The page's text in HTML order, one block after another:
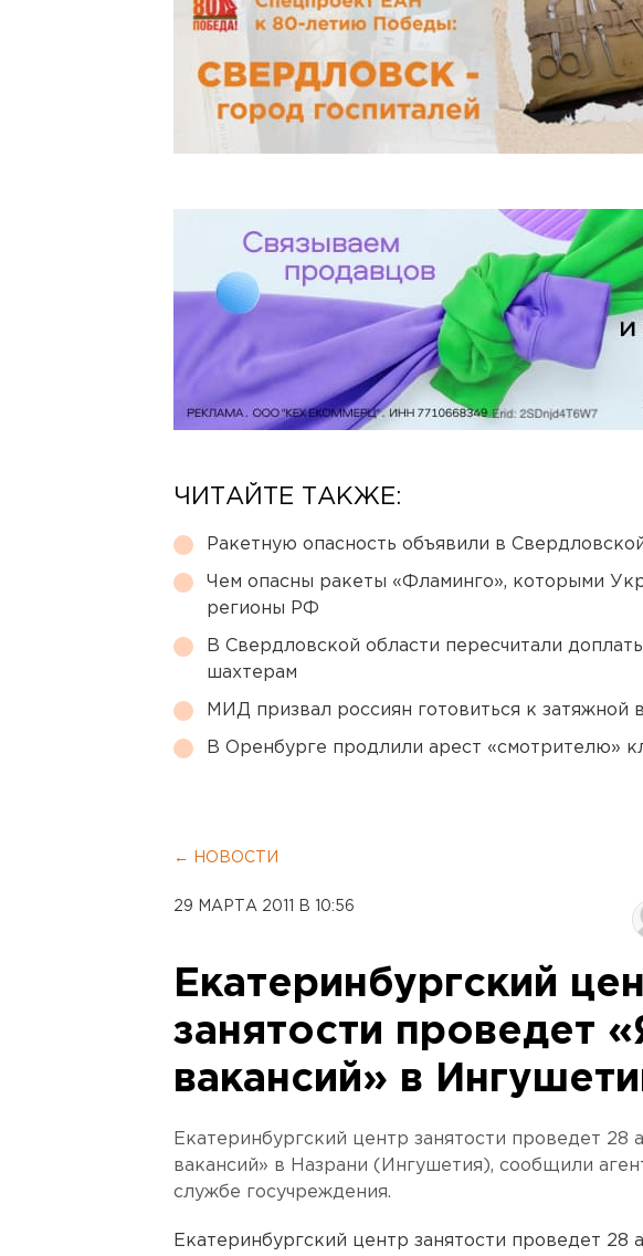
ЧИТАЙТЕ ТАКЖЕ:
Ракетную опасность объявили в
Чем опасны ракеты «Фламинго», которыми
регионы РФ
В Свердловской области пересчитали
шахтерам
МИД призвал россиян готовиться к затяжной
В Оренбурге продлили арест «смотрителю»
← НОВОСТИ
29 МАРТА 2011 В 10:56
Екатеринбургский
занятости проведет
вакансий» в
Екатеринбургский центр занятости проведет 28
вакансий» в Назрани (Ингушетия), сообщили
службе госучреждения.
Екатеринбургский центр занятости проведет 28